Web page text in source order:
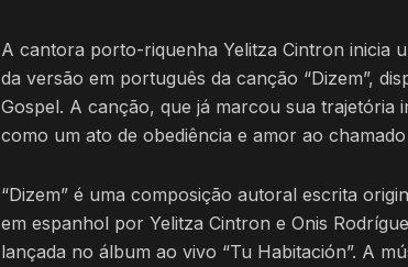
A cantora porto-riquenha Yelitza Cintron inicia
da versão em português da canção “Dizem”,
Gospel. A canção, que já marcou sua
como um ato de obediência e amor ao
“Dizem” é uma composição autoral escrita
em espanhol por Yelitza Cintron e Onis
lançada no álbum ao vivo “Tu Habitación”. A